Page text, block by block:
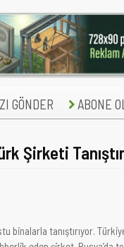
GÖNDER ABONE
Şirketi
binalarla tanıştırıyor.